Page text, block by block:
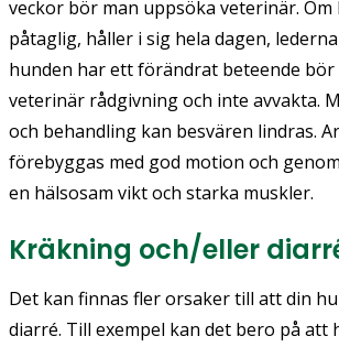
veckor bör man uppsöka veterinär.
påtaglig, håller i sig hela dagen,
hunden har ett förändrat beteende bör
veterinär rådgivning och inte avvakta.
och behandling kan besvären lindras.
förebyggas med god motion och
en hälsosam vikt och starka muskler.
Kräkning och/eller
Det kan finnas fler orsaker till att din
diarré. Till exempel kan det bero på att